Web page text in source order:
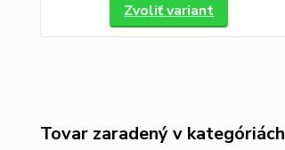
Zvoliť variant
Tovar zaradený v kategóriách